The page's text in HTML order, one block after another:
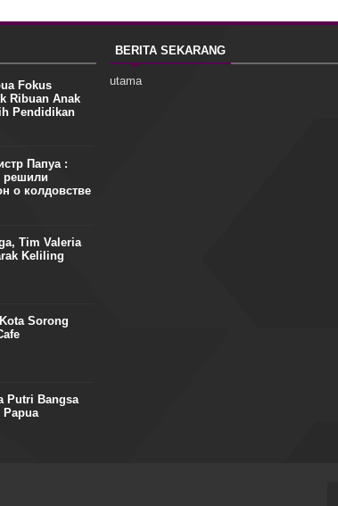
Fokus
Ribuan Anak
Pendidikan
Папуа :
решили
о колдовстве
Tim Valeria
Keliling
Sorong
Putri Bangsa
BERITA SEKARANG
utama